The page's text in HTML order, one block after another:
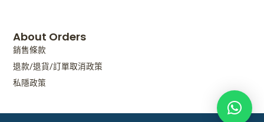
About Orders
銷售條款
退款/退貨/訂單取消政策
私隱政策